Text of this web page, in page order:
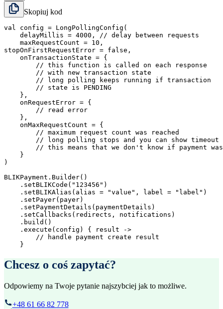
Skopiuj kod
val config = LongPollingConfig(
    delayMillis = 4000, // delay between requests
    maxRequestCount = 10,
stopOnFirstRequestError = false,
    onTransactionState = {
        // this function is called on each response
        // with new transaction state
        // long polling keeps running if transaction
        // state is PENDING
    },
    onRequestError = {
        // read error
    },
    onMaxRequestCount = {
        // maximum request count was reached
// long polling stops and you can show timeout
// this means that we don't know if payment
    }
)
BLIKPayment.Builder()
    .setBLIKCode("123456")
    .setBLIKAlias(alias = "value", label = "label")
    .setPayer(payer)
    .setPaymentDetails(paymentDetails)
    .setCallbacks(redirects, notifications)
    .build()
    .execute(config) { result ->
        // handle payment create result
Chcesz o coś zapytać?
Odpowiemy na Twoje pytanie najszybciej jak to możliwe.
+48 61 66 82 778